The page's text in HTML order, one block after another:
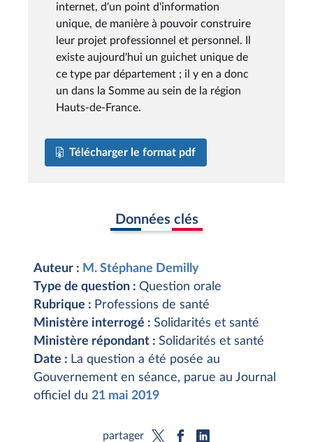
internet, d'un point d'information
unique, de manière à pouvoir construire
leur projet professionnel et personnel. Il
existe aujourd'hui un guichet unique de
ce type par département ; il y en a donc
un dans la Somme au sein de la région
Hauts-de-France.
Télécharger le format pdf
Données clés
Auteur : M. Stéphane Demilly
Type de question : Question orale
Rubrique : Professions de santé
Ministère interrogé : Solidarités et santé
Ministère répondant : Solidarités et santé
Date : La question a été posée au
Gouvernement en séance, parue au Journal
officiel du 21 mai 2019
partager